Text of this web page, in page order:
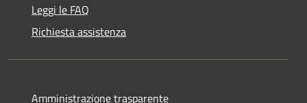
Leggi le FAQ
Richiesta assistenza
Amministrazione trasparente